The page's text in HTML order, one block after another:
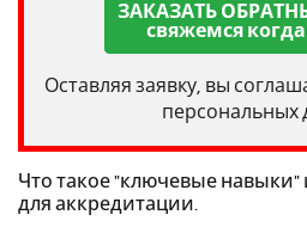
ЗАКАЗАТЬ
свяжемся
Оставляя заявку, вы
персональных
Что такое "ключевые
для аккредитации.